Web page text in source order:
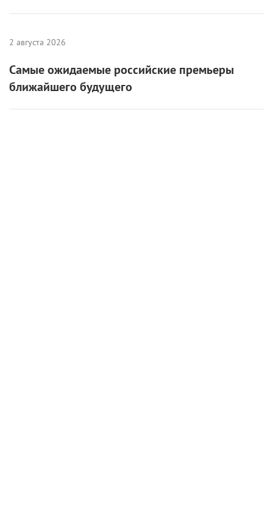
2 августа 2026
Самые ожидаемые российские премьеры
ближайшего будущего